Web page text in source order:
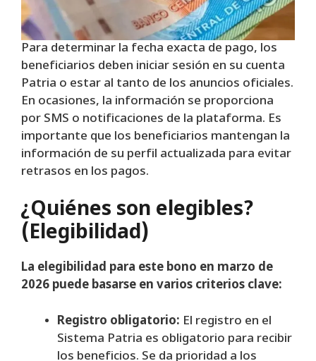
Para determinar la fecha exacta de pago, los
beneficiarios deben iniciar sesión en su cuenta
Patria o estar al tanto de los anuncios oficiales.
En ocasiones, la información se proporciona
por SMS o notificaciones de la plataforma. Es
importante que los beneficiarios mantengan la
información de su perfil actualizada para evitar
retrasos en los pagos.
¿Quiénes son elegibles?
(Elegibilidad)
La elegibilidad para este bono en marzo de
2026 puede basarse en varios criterios clave:
Registro obligatorio: El registro en el
Sistema Patria es obligatorio para recibir
los beneficios. Se da prioridad a los